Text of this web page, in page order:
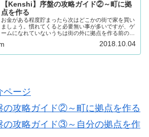
【Kenshi】序盤の攻略ガイド②～町に拠
点を作る
お金がある程度貯まったら次はどこかの街で家を買い
ましょう。慣れてくると必要無い事が多いですが、ゲ
ームになれていないうちは街の外に拠点を作る前の準
ることをオススメします。街に拠点を作るメリット
2018.10.04
ページ
の攻略ガイド②～町に拠点を作る
の攻略ガイド③～自分の拠点を作